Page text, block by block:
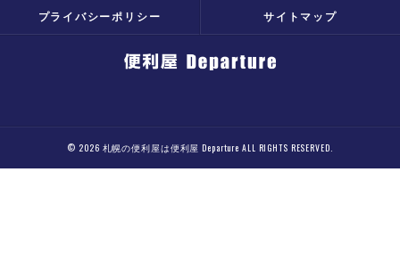
プライバシーポリシー サイトマップ
© 2026 札幌の便利屋は便利屋 Departure ALL RIGHTS RESERVED.